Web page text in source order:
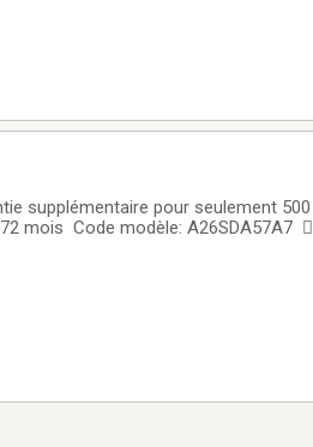
supplémentaire pour seulement
mois Code modèle: A26SDA57A7